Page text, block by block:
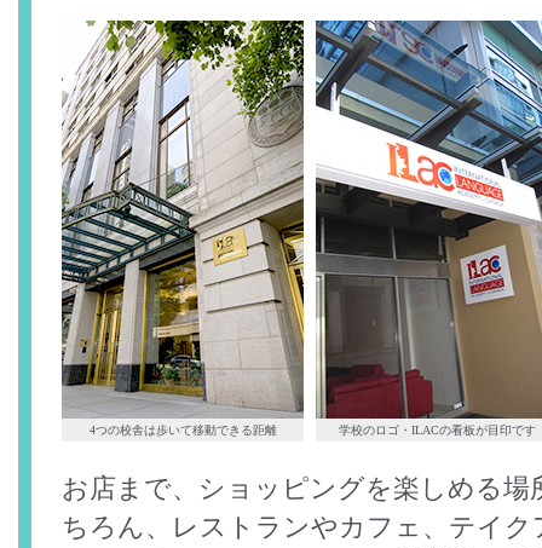
4つの校舎は歩いて移動できる距離 学校のロゴ・ILACの看板が目印です
お店まで、ショッピングを楽しめる場
ちろん、レストランやカフェ、テイ